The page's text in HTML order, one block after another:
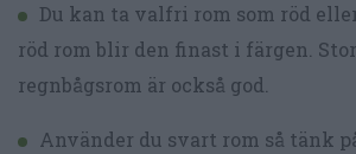
Du kan ta valfri rom som röd
röd rom blir den finast i färgen.
regnbågsrom är också god.
Använder du svart rom så tänk